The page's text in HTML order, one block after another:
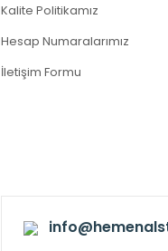
Kalite Politikamız
Hesap Numaralarımız
İletişim Formu